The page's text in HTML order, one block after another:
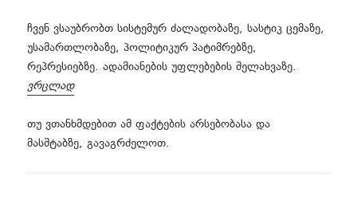
ჩვენ ვსაუბრობთ სისტემურ ძალადობაზე, სასტიკ ცემაზე,
უსამართლობაზე, პოლიტიკურ პატიმრებზე,
რეპრესიებზე. ადამიანების უფლებების შელახვაზე.
ვრცლად
თუ ვთანხმდებით ამ ფაქტების არსებობასა და
მასშტაბზე, გავაგრძელოთ.